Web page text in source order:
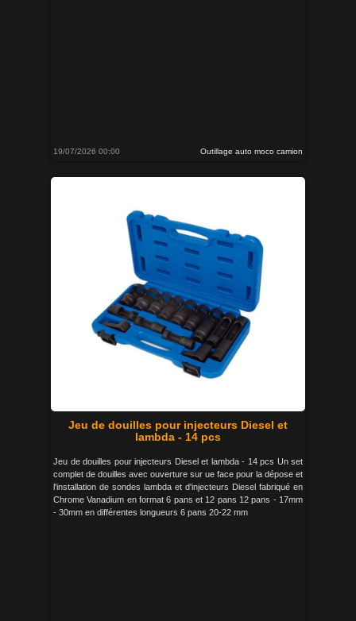
19/07/2026 00:00 Outillage auto moco camion
Jeu de douilles pour injecteurs Diesel et
lambda - 14 pcs
Jeu de douilles pour injecteurs Diesel et lambda - 14 pcs Un set
complet de douilles avec ouverture sur ue face pour la dépose et
l'installation de sondes lambda et d'injecteurs Diesel fabriqué en
Chrome Vanadium en format 6 pans et 12 pans 12 pans - 17mm
- 30mm en différentes longueurs 6 pans 20-22 mm